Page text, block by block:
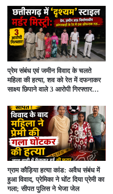
प्रेम संबंध एवं जमीन विवाद के चलते
महिला की हत्या, शव को रेत में दफनाकर
साक्ष्य छिपाने वाले 3 आरोपी गिरफ्तार…
ग्राम कौड़िया हत्या कांड: अवैध संबंध में
हुआ विवाद, प्रेमिका ने घोंट दिया प्रेमी का
गला; सीपत पुलिस ने भेजा जेल